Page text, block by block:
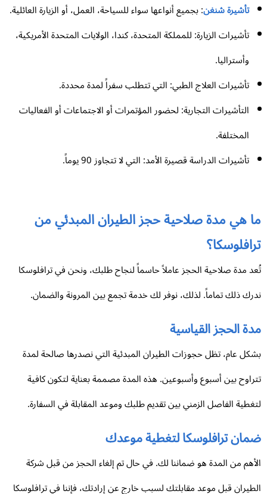
تأشيرة شنغن: بجميع أنواعها سواء للسياحة، العمل، أو الزيارة العائلية.
تأشيرات الزيارة: للمملكة المتحدة، كندا، الولايات المتحدة الأمريكية،
وأستراليا.
تأشيرات العلاج الطبي: التي تتطلب سفراً لمدة محددة.
التأشيرات التجارية: لحضور المؤتمرات أو الاجتماعات أو الفعاليات
المختلفة.
تأشيرات الدراسة قصيرة الأمد: التي لا تتجاوز 90 يوماً.
هي مدة صلاحية حجز الطيران المبدئي من
مدة صلاحية الحجز عاملاً حاسماً لنجاح طلبك، ونحن في ترافلوسكا
ذلك تماماً. لذلك، نوفر لك خدمة تجمع بين المرونة والضمان.
الحجز القياسية
عام، تظل حجوزات الطيران المبدئية التي نصدرها صالحة لمدة
بين أسبوع وأسبوعين. هذه المدة مصممة بعناية لتكون كافية
الفاصل الزمني بين تقديم طلبك وموعد المقابلة في السفارة.
ترافلوسكا لتغطية موعدك
من المدة هو ضماننا لك. في حال تم إلغاء الحجز من قبل شركة
قبل موعد مقابلتك لسبب خارج عن إرادتك، فإننا في ترافلوسكا